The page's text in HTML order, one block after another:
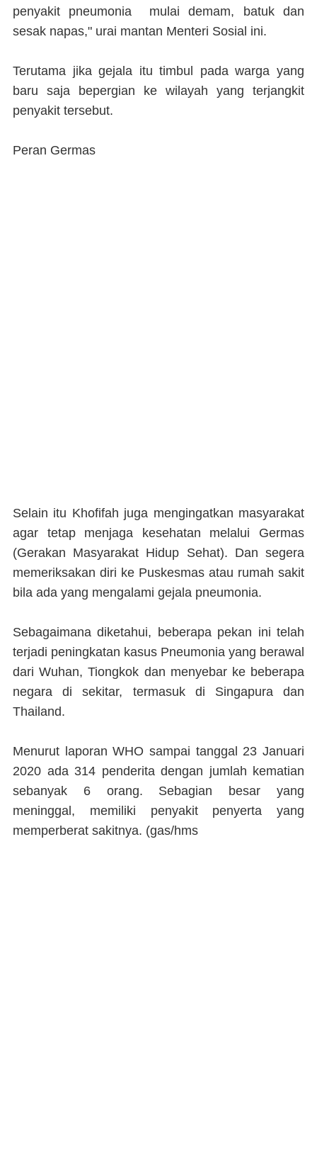
penyakit pneumonia mulai demam, batuk dan
sesak napas," urai mantan Menteri Sosial ini.
Terutama jika gejala itu timbul pada warga yang
baru saja bepergian ke wilayah yang terjangkit
penyakit tersebut.
Peran Germas
Selain itu Khofifah juga mengingatkan masyarakat
agar tetap menjaga kesehatan melalui Germas
(Gerakan Masyarakat Hidup Sehat). Dan segera
memeriksakan diri ke Puskesmas atau rumah sakit
bila ada yang mengalami gejala pneumonia.
Sebagaimana diketahui, beberapa pekan ini telah
terjadi peningkatan kasus Pneumonia yang berawal
dari Wuhan, Tiongkok dan menyebar ke beberapa
negara di sekitar, termasuk di Singapura dan
Thailand.
Menurut laporan WHO sampai tanggal 23 Januari
2020 ada 314 penderita dengan jumlah kematian
sebanyak 6 orang. Sebagian besar yang
meninggal, memiliki penyakit penyerta yang
memperberat sakitnya. (gas/hms